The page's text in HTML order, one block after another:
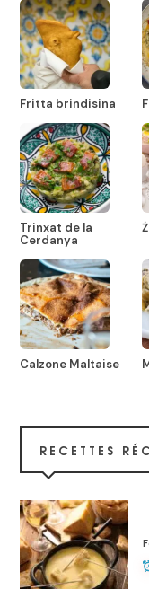
Fritta brindisina
Trinxat de la
Cerdanya
Calzone Maltaise
RECETTES